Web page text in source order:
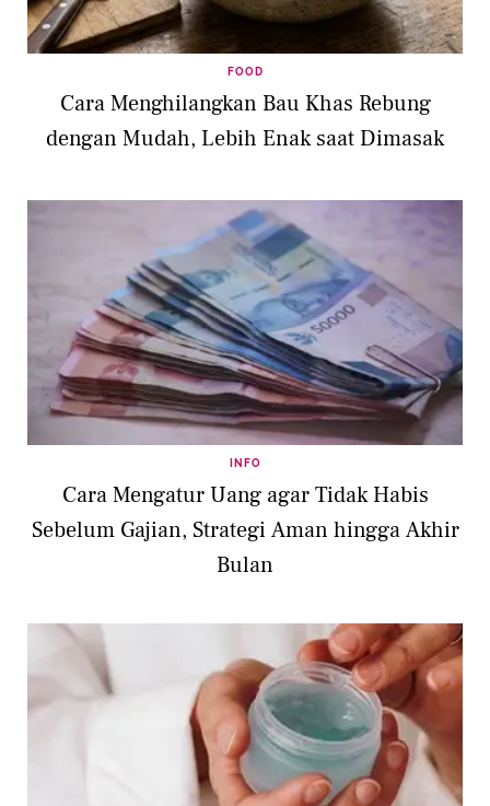
FOOD
Cara Menghilangkan Bau Khas Rebung
dengan Mudah, Lebih Enak saat Dimasak
INFO
Cara Mengatur Uang agar Tidak Habis
Sebelum Gajian, Strategi Aman hingga Akhir
Bulan